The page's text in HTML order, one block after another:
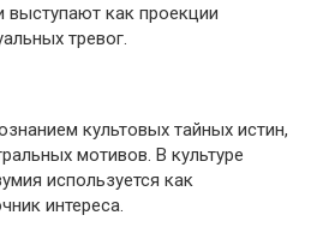
как проекции
тревог.
культовых тайных истин,
мотивов. В культуре
используется как
интереса.